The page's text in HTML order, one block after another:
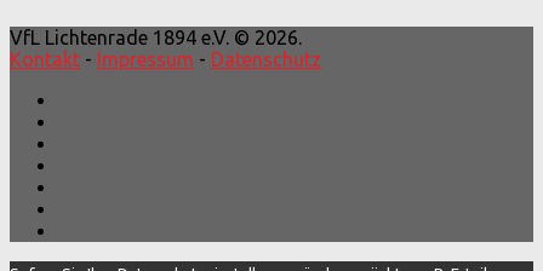
VfL Lichtenrade 1894 e.V. © 2026.
Kontakt - Impressum - Datenschutz